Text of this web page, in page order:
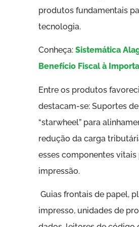
produtos fundamentais
tecnologia.
Conheça: Sistemática
Benefício Fiscal à
Entre os produtos
destacam-se: Suportes
“starwheel” para
redução da carga
esses componentes
impressão.
Guias frontais de papel,
impresso, unidades de